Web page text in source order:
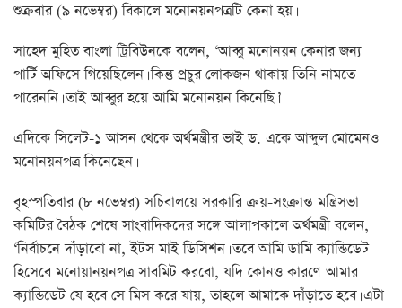
শুক্রবার (৯ নভেম্বর) বিকালে মনোনয়নপত্রটি কেনা হয়।
সাহেদ মুহিত বাংলা ট্রিবিউনকে বলেন, ‘আব্বু মনোনয়ন কেনার জন্য
পার্টি অফিসে গিয়েছিলেন। কিন্তু প্রচুর লোকজন থাকায় তিনি নামতে
পারেননি। তাই আব্বুর হয়ে আমি মনোনয়ন কিনেছি।’
এদিকে সিলেট-১ আসন থেকে অর্থমন্ত্রীর ভাই ড. একে আব্দুল মোমেনও
মনোনয়নপত্র কিনেছেন।
বৃহস্পতিবার (৮ নভেম্বর) সচিবালয়ে সরকারি ক্রয়-সংক্রান্ত মন্ত্রিসভা
কমিটির বৈঠক শেষে সাংবাদিকদের সঙ্গে আলাপকালে অর্থমন্ত্রী বলেন,
‘নির্বাচনে দাঁড়াবো না, ইটস মাই ডিসিশন। তবে আমি ডামি ক্যান্ডিডেট
হিসেবে মনোয়ানয়নপত্র সাবমিট করবো, যদি কোনও কারণে আমার
ক্যান্ডিডেট যে হবে সে মিস করে যায়, তাহলে আমাকে দাঁড়াতে হবে। এটা